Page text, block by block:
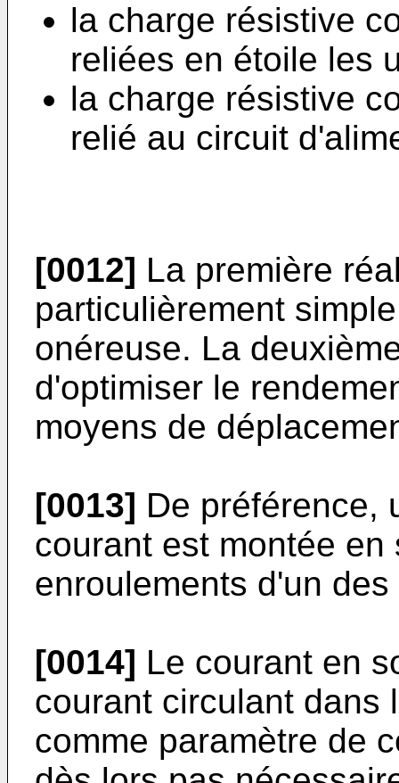
la charge résistive
reliées en étoile les
la charge résistive
relié au circuit
[0012] La première
particulièrement
onéreuse. La
d'optimiser le
moyens de
[0013] De préférence,
courant est montée
enroulements d'un
[0014] Le courant en
courant circulant dans
comme paramètre de